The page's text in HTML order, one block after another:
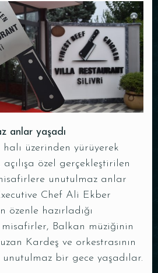
anlar yaşadı
halı üzerinden yürüyerek
özel gerçekleştirilen
misafirlere unutulmaz anlar
Chef Ali Ekber
özenle hazırladığı
Balkan müziğinin
Kardeş ve orkestrasının
bir gece yaşadılar.